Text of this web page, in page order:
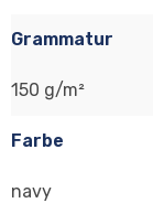
Grammatur
150 g/m²
Farbe
navy